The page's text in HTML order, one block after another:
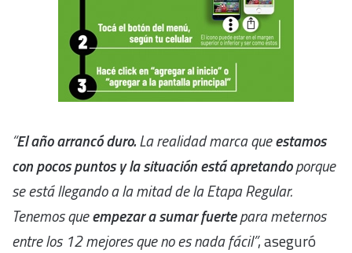
“El año arrancó duro.La realidad marca queestamos
con pocos puntos y la situación está apretandoporque
se está llegando a la mitad de la Etapa Regular.
Tenemos queempezar a sumar fuertepara meternos
entre los 12 mejores que no es nada fácil”, aseguró